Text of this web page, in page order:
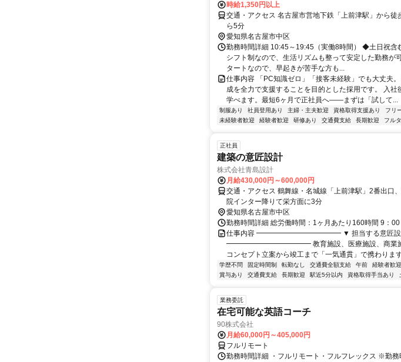
時給1,350円以上
交通・アクセス 名古屋市営地下鉄「上前津駅」から徒
ら5分
愛知県名古屋市中区
勤務時間詳細 10:45～19:45 （実働8時間） ◆土日祝含
シフト制なので、生活リズムも整って安定した勤務が
タートなので、早起きが苦手な方も...
仕事内容 「PC知識ゼロ」「接客未経験」でも大丈夫
成を全力で支援することを目的とした採用です。 入社
学べます。最短6ヶ月で正社員へ——まずは「試して...
制服あり 社員登用あり 主婦・主夫歓迎 資格取得支援あり フリ
未経験者歓迎
経験者歓迎 研修あり 交通費支給 長期歓迎 フル
正社員
建築の意匠設計
株式会社青島設計
月給430,000円～600,000円
交通・アクセス 鶴舞線・名城線「上前津駅」2番出口
院インター降りて栄方面に3分
愛知県名古屋市中区
勤務時間詳細 総労働時間：1ヶ月あたり160時間 9：00
仕事内容 ━━━━━━━━━━━━ ▼ 担当する意匠設
━━━━━━━━━━━━ 教育施設、医療施設、商業施設
コンセプト立案から竣工まで「一気通貫」で携わりま
学歴不問 固定時間制 転勤なし 交通費全額支給 午前 経験者歓迎
賞与あり
交通費支給 長期歓迎 駅近5分以内 資格取得手当あり
業務委託
在宅可能な英語コーチ
90株式会社
月給60,000円～405,000円
フルリモート
勤務時間詳細 ・フルリモート・フルフレックス ※勤務